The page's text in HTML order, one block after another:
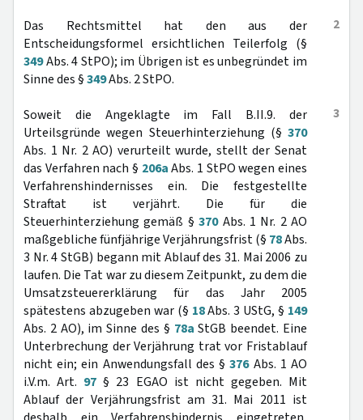
2
Das Rechtsmittel hat den aus der
Entscheidungsformel ersichtlichen Teilerfolg (§
349Abs. 4 StPO); im Übrigen ist es unbegründet im
Sinne des §349Abs. 2 StPO.
3
Soweit die Angeklagte im Fall B.II.9. der
Urteilsgründe wegen Steuerhinterziehung (§ 370
Abs. 1 Nr. 2 AO) verurteilt wurde, stellt der Senat
das Verfahren nach § 206aAbs. 1 StPO wegen eines
Verfahrenshindernisses ein. Die festgestellte
Straftat ist verjährt. Die für die
Steuerhinterziehung gemäß §370Abs. 1 Nr. 2 AO
maßgebliche fünfjährige Verjährungsfrist (§ 78Abs.
3 Nr. 4 StGB) begann mit Ablauf des 31. Mai 2006 zu
laufen. Die Tat war zu diesem Zeitpunkt, zu dem die
Umsatzsteuererklärung für das Jahr 2005
spätestens abzugeben war (§ 18Abs. 3 UStG, § 149
Abs. 2 AO), im Sinne des § 78a StGB beendet. Eine
Unterbrechung der Verjährung trat vor Fristablauf
nicht ein; ein Anwendungsfall des §376Abs. 1 AO
i.V.m. Art. 97 § 23 EGAO ist nicht gegeben. Mit
Ablauf der Verjährungsfrist am 31. Mai 2011 ist